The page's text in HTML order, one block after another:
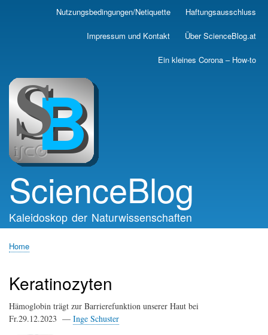
Skip
main
Nutzungsbedingungen/Netiquette Haftungsausschluss
Impressum und Kontakt Über ScienceBlog.at
Ein kleines Corona – How-to
ScienceBlog
Kaleidoskop der Naturwissenschaften
Home
Keratinozyten
Hämoglobin trägt zur Barrierefunktion unserer Haut bei
Fr.29.12.2023 — Inge Schuster